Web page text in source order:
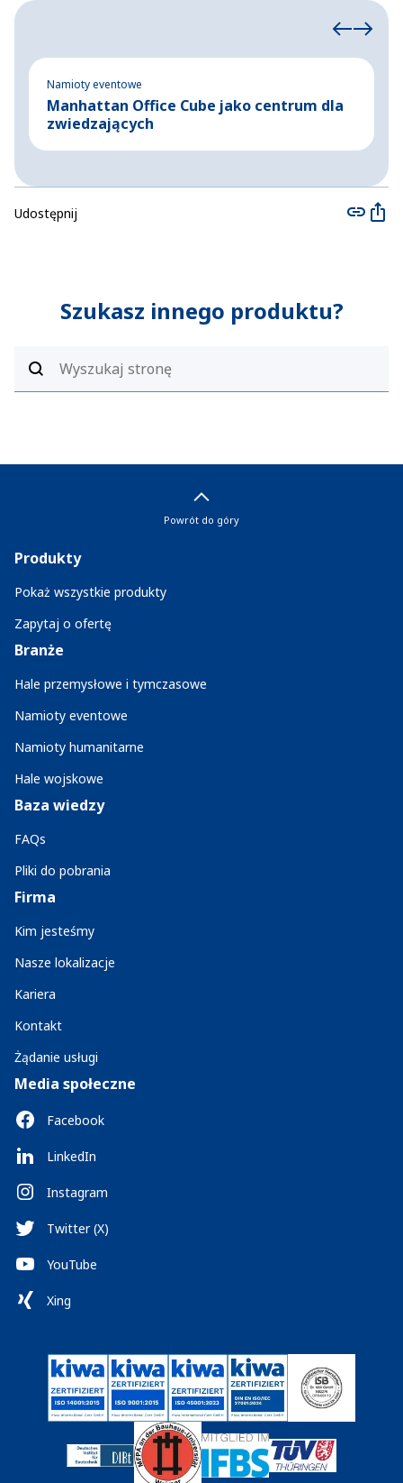
Namioty eventowe
Manhattan Office Cube jako centrum dla
zwiedzających
Udostępnij
Szukasz innego produktu?
Powrót do góry
Produkty
Pokaż wszystkie produkty
Zapytaj o ofertę
Branże
Hale przemysłowe i tymczasowe
Namioty eventowe
Namioty humanitarne
Hale wojskowe
Baza wiedzy
FAQs
Pliki do pobrania
Firma
Kim jesteśmy
Nasze lokalizacje
Kariera
Kontakt
Żądanie usługi
Media społeczne
Facebook
LinkedIn
Instagram
Twitter (X)
YouTube
Xing